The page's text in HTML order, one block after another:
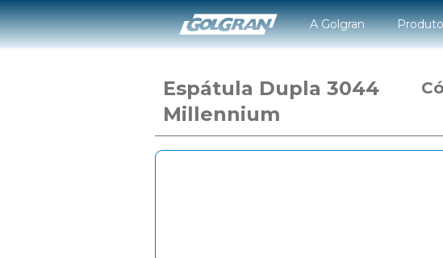
A Golgran
Espátula Dupla 3044
Millennium